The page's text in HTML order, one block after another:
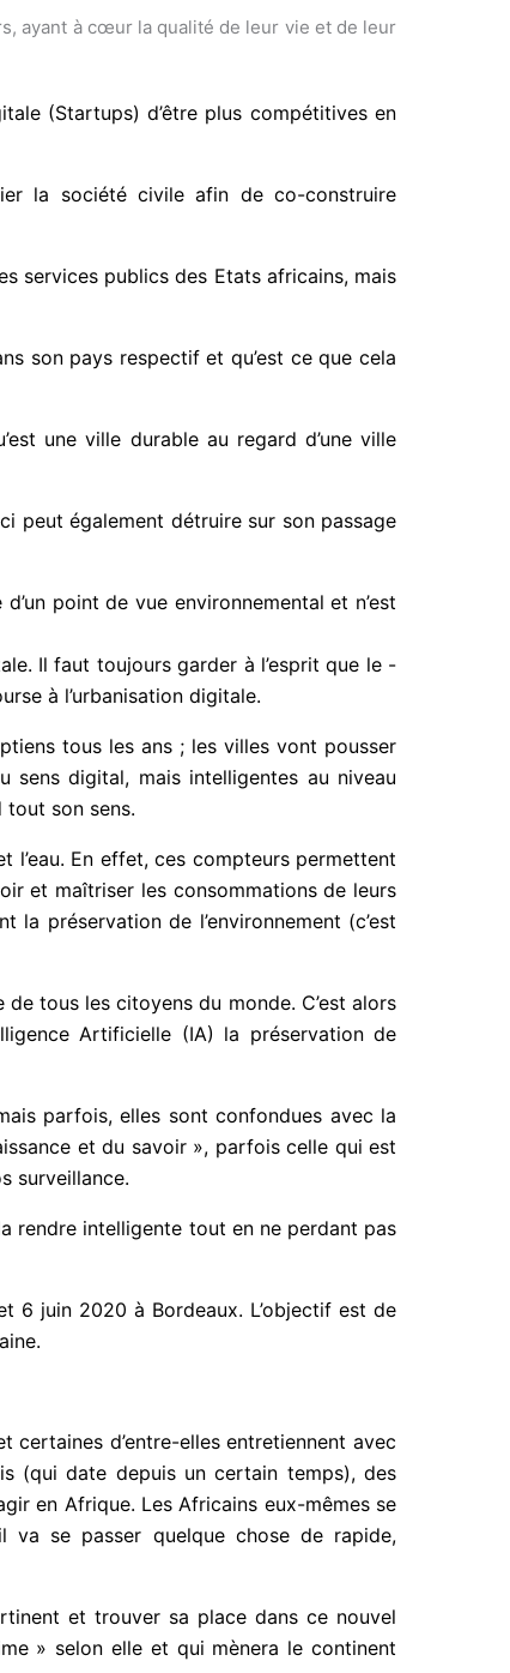
ayant à cœur la qualité de leur vie et de leur
(Startups) d’être plus compétitives en
la société civile afin de co-construire
services publics des Etats africains, mais
son pays respectif et qu’est ce que cela
une ville durable au regard d’une ville
peut également détruire sur son passage
point de vue environnemental et n’est
Il faut toujours garder à l’esprit que le -
à l’urbanisation digitale.
tous les ans ; les villes vont pousser
sens digital, mais intelligentes au niveau
tout son sens.
l’eau. En effet, ces compteurs permettent
et maîtriser les consommations de leurs
préservation de l’environnement (c’est
tous les citoyens du monde. C’est alors
Artificielle (IA) la préservation de
parfois, elles sont confondues avec la
et du savoir », parfois celle qui est
surveillance.
rendre intelligente tout en ne perdant pas
6 juin 2020 à Bordeaux. L’objectif est de
certaines d’entre-elles entretiennent avec
(qui date depuis un certain temps), des
en Afrique. Les Africains eux-mêmes se
va se passer quelque chose de rapide,
et trouver sa place dans ce nouvel
» selon elle et qui mènera le continent